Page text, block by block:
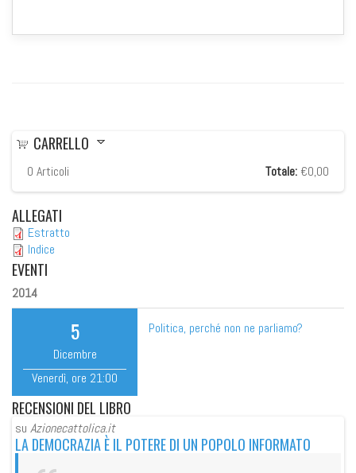
CARRELLO
0 Articoli Totale: €0,00
ALLEGATI
Estratto
Indice
EVENTI
2014
5
Dicembre
Venerdì, ore 21:00
Politica, perché non ne parliamo?
RECENSIONI DEL LIBRO
su Azionecattolica.it
LA DEMOCRAZIA È IL POTERE DI UN POPOLO INFORMATO